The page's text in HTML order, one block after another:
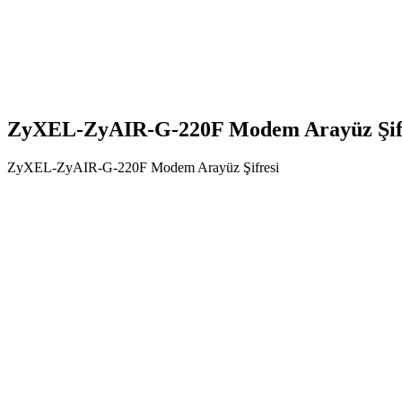
ZyXEL-ZyAIR-G-220F Modem Arayüz
ZyXEL-ZyAIR-G-220F Modem Arayüz Şifresi